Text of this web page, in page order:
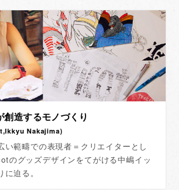
造するモノづくり
Nakajima)
い範疇での表現者＝クリエイターとし
のグッズデザインをてがける中嶋イッ
迫る。